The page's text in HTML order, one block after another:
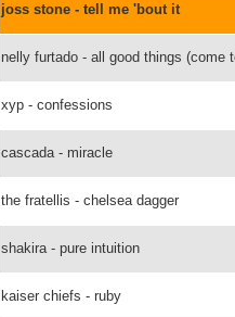
joss stone - tell me 'bout it
nelly furtado - all good things (come
xyp - confessions
cascada - miracle
the fratellis - chelsea dagger
shakira - pure intuition
kaiser chiefs - ruby